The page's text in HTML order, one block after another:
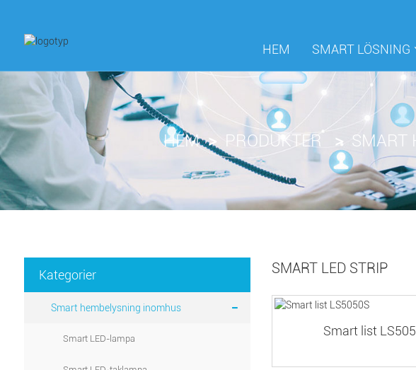
HEM SMART LÖSNING
HEM PRODUKTER SMART
Kategorier
Smart hembelysning inomhus
Smart LED-lampa
SMART LED STRIP
Smart list